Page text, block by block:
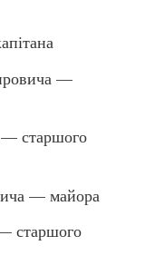
—
старшого
— майора
старшого